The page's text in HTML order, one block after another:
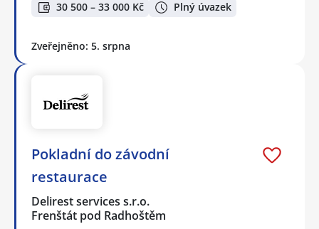
30 500 – 33 000 Kč Plný úvazek
Zveřejněno: 5. srpna
Pokladní do závodní
restaurace
Delirest services s.r.o.
Frenštát pod Radhoštěm